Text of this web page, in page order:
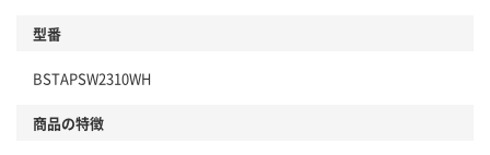
型番
BSTAPSW2310WH
商品の特徴